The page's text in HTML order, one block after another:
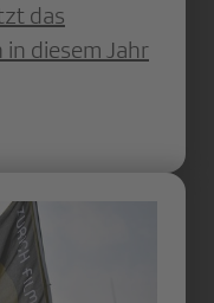
das
diesem Jahr